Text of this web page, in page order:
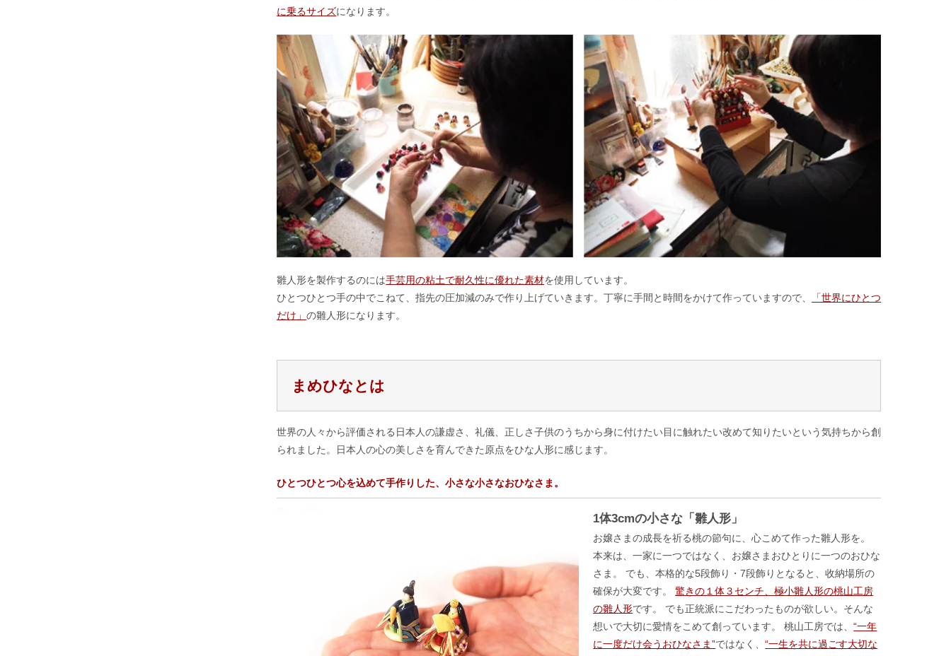
に乗るサイズになります。
雛人形を製作するのには手芸用の粘土で耐久性に優れた素材を使用しています。
ひとつひとつ手の中でこねて、指先の圧加減のみで作り上げていきます。丁寧に手間と時間をかけて作っていますので、
「世界にひとつ
だけ」の雛人形になります。
まめひなとは
世界の人々から評価される日本人の謙虚さ、礼儀、正しさ子供のうちから身に付けたい目に触れたい改めて知りたいという気持ちから創
られました。日本人の心の美しさを育んできた原点をひな人形に感じます。
ひとつひとつ心を込めて手作りした、小さな小さなおひなさま。
1体3cmの小さな「雛人形」
お嬢さまの成長を祈る桃の節句に、心こめて作った雛人形を。
本来は、一家に一つではなく、お嬢さまおひとりに一つのおひな
さま。 でも、本格的な5段飾り・7段飾りとなると、收納場所の
確保が大変です。驚きの１体３センチ、極小雛人形の桃山工房
の雛人形です。 でも正統派にこだわったものが欲しい。そんな
想いで大切に愛情をこめて創っています。 桃山工房では、“一年
に一度だけ会うおひなさま”ではなく、“一生を共に過ごす大切な